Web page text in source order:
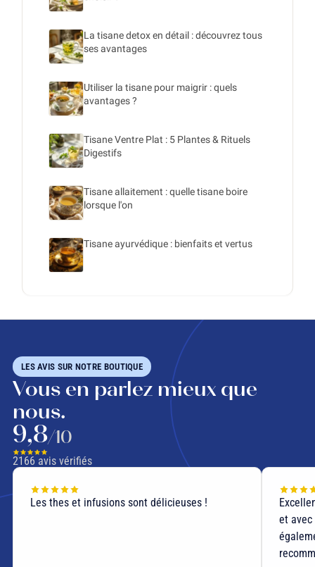
La tisane detox en détail : découvrez tous
ses avantages
Utiliser la tisane pour maigrir : quels
avantages ?
Tisane Ventre Plat : 5 Plantes & Rituels
Digestifs
Tisane allaitement : quelle tisane boire
lorsque l'on
Tisane ayurvédique : bienfaits et vertus
LES AVIS SUR NOTRE BOUTIQUE
Vous en parlez mieux que
nous.
9,8/10
2166 avis vérifiés
Les thes et infusions sont délicieuses !
et